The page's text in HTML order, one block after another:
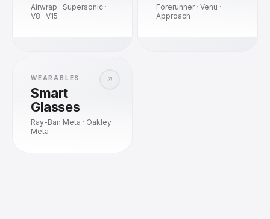
Airwrap · Supersonic ·
V8 · V15
Forerunner · Venu ·
Approach
↗
WEARABLES
Smart
Glasses
Ray-Ban Meta · Oakley
Meta